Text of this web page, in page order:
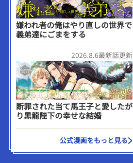
嫌われ者の俺はやり直しの世界で
義弟達にごまをする
2026.8.6最新話更新
断罪された当て馬王子と愛したが
り黒龍陛下の幸せな結婚
公式漫画をもっと見る